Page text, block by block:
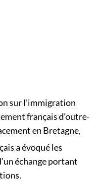
sur l’immigration
français d’outre-
en Bretagne,
a évoqué les
échange portant